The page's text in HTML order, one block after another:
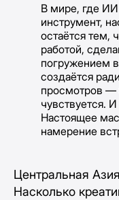
В мире, где
инструмент,
остаётся тем,
работой,
погружением
создаётся
просмотров —
чувствуется.
Настоящее
намерение
Центральная
Насколько